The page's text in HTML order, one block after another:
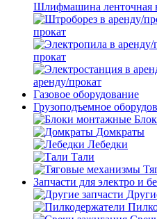
Шлифмашина ленточная
прокат
прокат
аренду/прокат
Газовое оборудование
Грузоподъемное
Домкраты
Лебедки
Тали
Запчасти для электро и